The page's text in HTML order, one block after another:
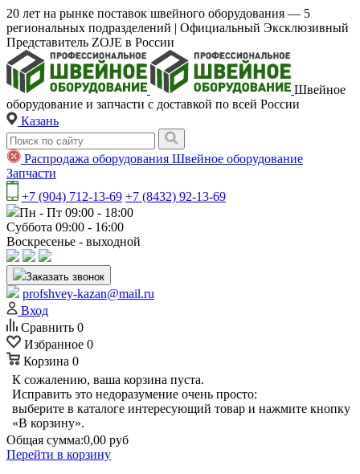
20 лет на рынке поставок швейного оборудования — 5
региональных подразделений | Официальный Эксклюзивный
Представитель ZOJE в России
Швейное
оборудование и запчасти с доставкой по всей России
Казань
Распродажа оборудования Швейное оборудование
Запчасти
+7 (904) 712-13-69 +7 (8432) 92-13-69
Пн - Пт 09:00 - 18:00
Суббота 09:00 - 16:00
Воскресенье - выходной
Заказать звонок
profshvey-kazan@mail.ru
Вход
Сравнить 0
Избранное 0
Корзина 0
К сожалению, ваша корзина пуста.
Исправить это недоразумение очень просто:
выберите в каталоге интересующий товар и нажмите кнопку
«В корзину».
Общая сумма:0,00 руб
Перейти в корзину